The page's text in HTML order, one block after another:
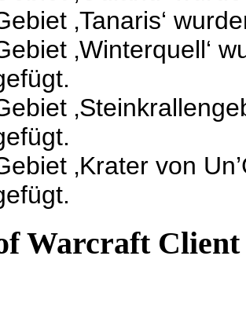
‚Tanaris‘
‚Winterquell‘
‚Krater von
Warcraft Client